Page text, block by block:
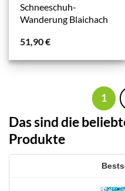
Schneeschuh-
Wanderung Blaichach
51,90€
1
Das sind die
Produkte